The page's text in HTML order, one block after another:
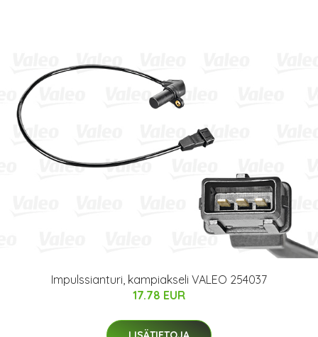
Impulssianturi, kampiakseli VALEO 254037
17.78 EUR